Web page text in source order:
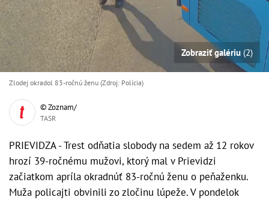
Zobraziť galériu (2)
Zlodej okradol 83-ročnú ženu (Zdroj: Polícia)
© Zoznam/
TASR
PRIEVIDZA - Trest odňatia slobody na sedem až 12 rokov
hrozí 39-ročnému mužovi, ktorý mal v Prievidzi
začiatkom apríla okradnúť 83-ročnú ženu o peňaženku.
Muža policajti obvinili zo zločinu lúpeže. V pondelok